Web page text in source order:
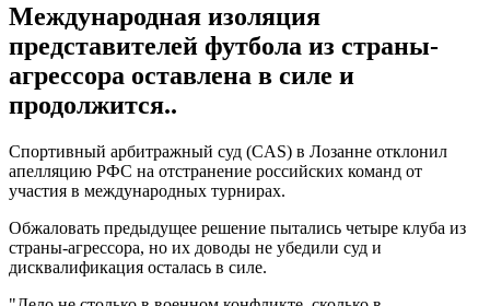
Международная изоляция
представителей футбола из страны-
агрессора оставлена в силе и
продолжится..
Спортивный арбитражный суд (CAS) в Лозанне отклонил
апелляцию РФС на отстранение российских команд от
участия в международных турнирах.
Обжаловать предыдущее решение пытались четыре клуба из
страны-агрессора, но их доводы не убедили суд и
дисквалификация осталась в силе.